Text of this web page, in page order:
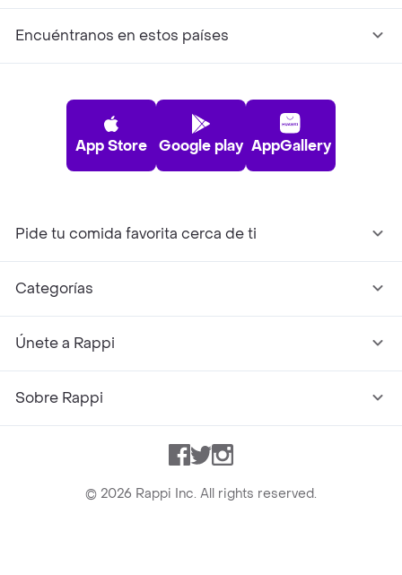
Encuéntranos en estos países
App Store Google play AppGallery
Pide tu comida favorita cerca de ti
Categorías
Únete a Rappi
Sobre Rappi
Facebook
TwitterInstagram
© 2026 Rappi Inc. All rights reserved.